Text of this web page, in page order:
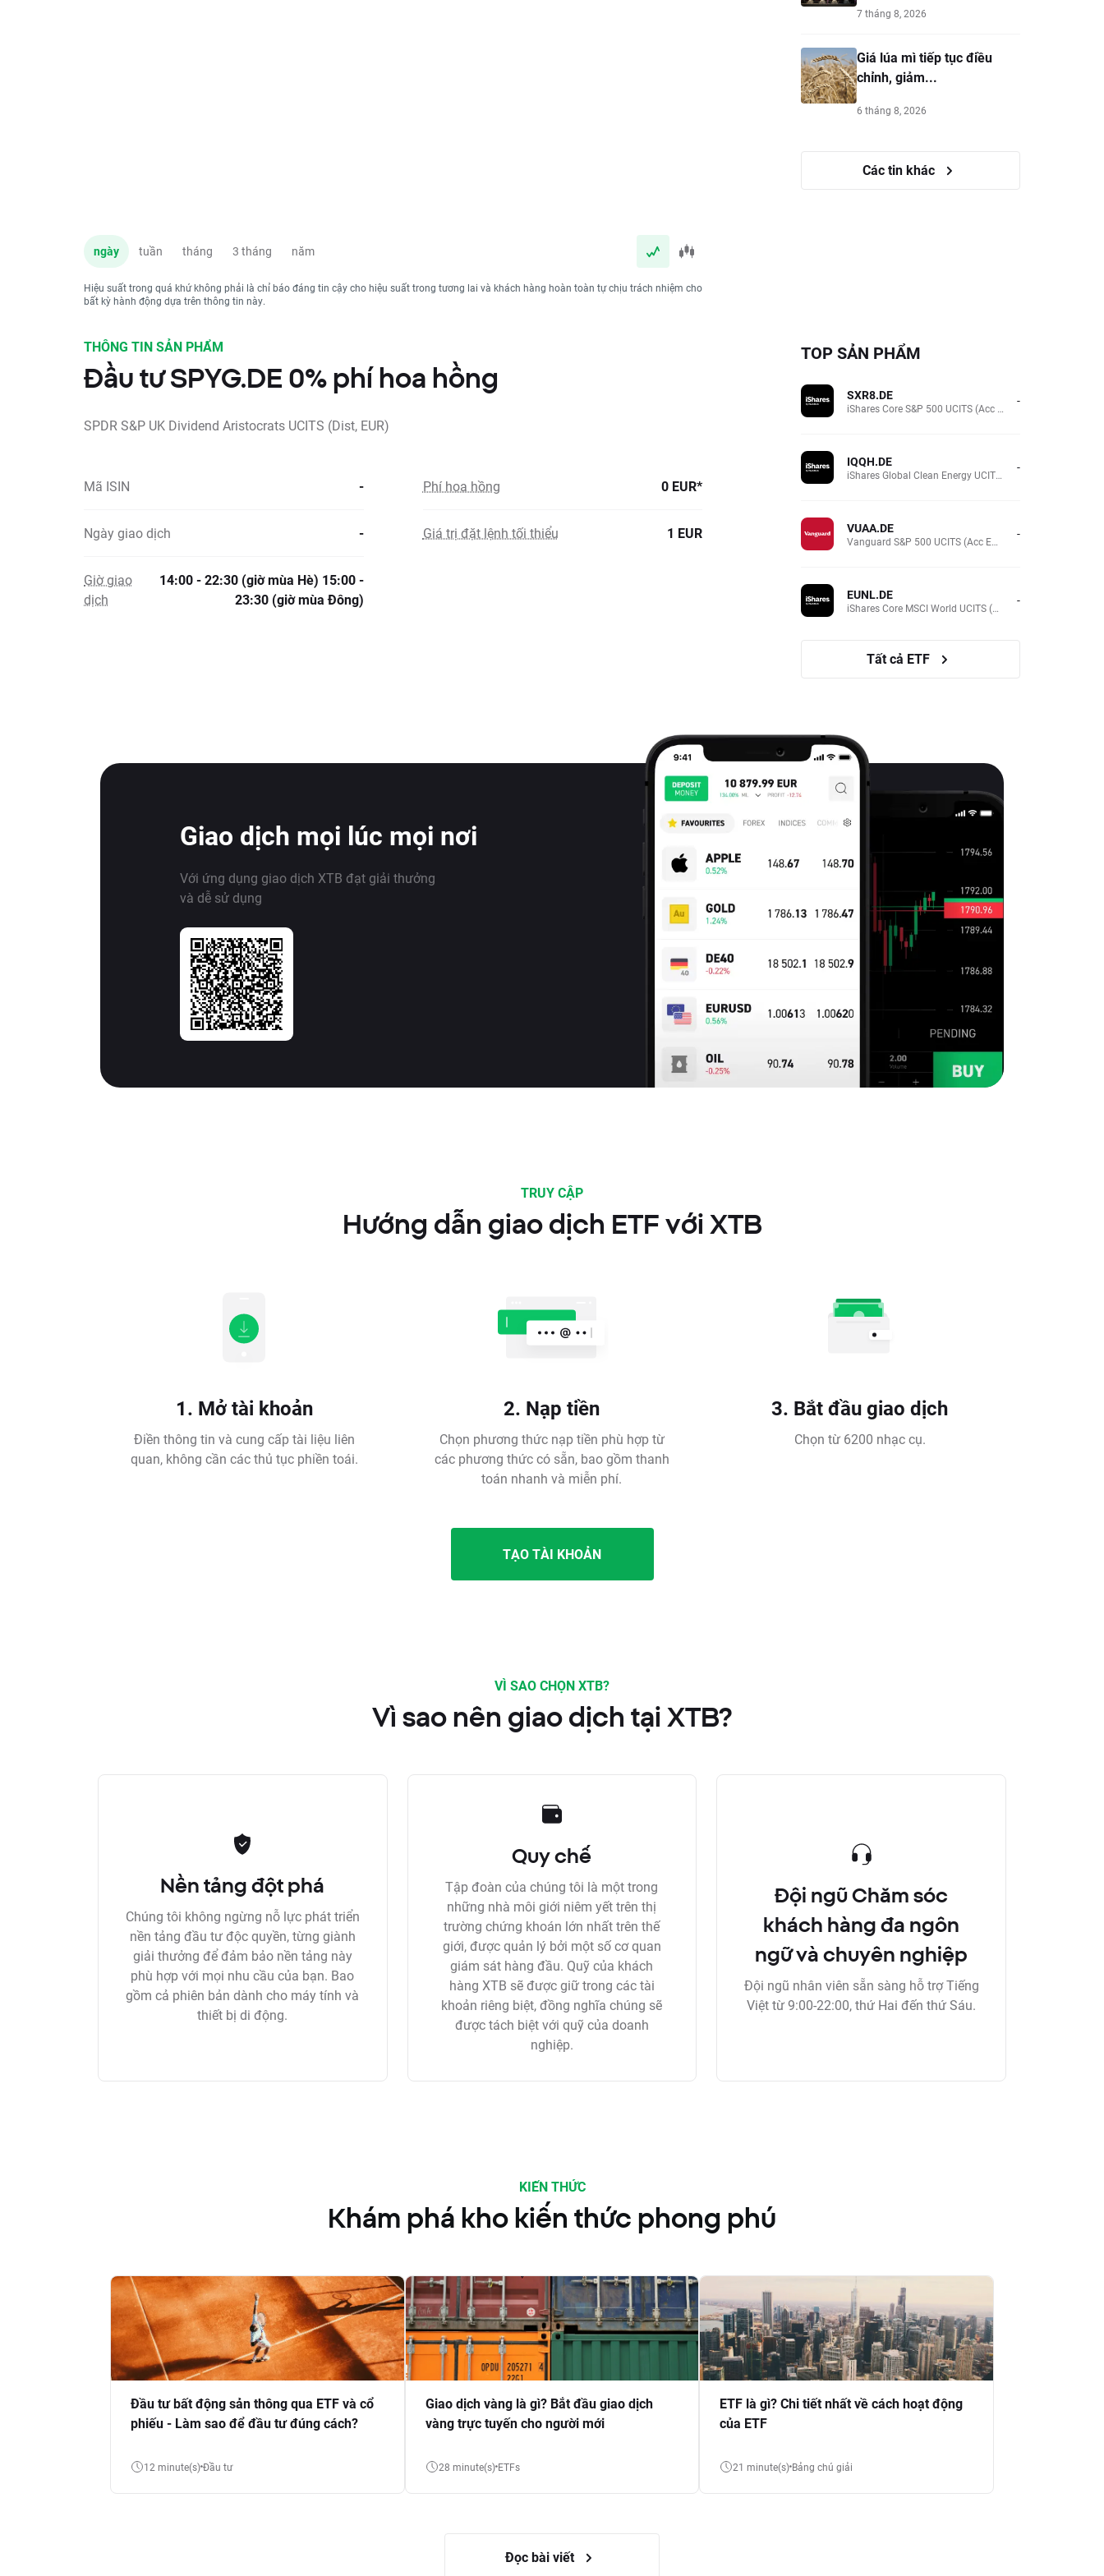
ngày tuần tháng 3 tháng năm
Hiệu suất trong quá khứ không phải là chỉ báo đáng tin cậy cho hiệu suất trong tương lai và khách hàng hoàn toàn tự chịu trách nhiệm cho
bất kỳ hành động dựa trên thông tin này.
7 tháng 8, 2026
Giá lúa mì tiếp tục điều
chỉnh, giảm...
6 tháng 8, 2026
Các tin khác
THÔNG TIN SẢN PHẨM
Đầu tư SPYG.DE 0% phí hoa hồng
SPDR S&P UK Dividend Aristocrats UCITS (Dist, EUR)
Mã ISIN - Phí hoa hồng 0 EUR*
Ngày giao dịch - Giá trị đặt lệnh tối thiểu 1 EUR
Giờ giao
dịch
14:00 - 22:30 (giờ mùa Hè) 15:00 -
23:30 (giờ mùa Đông)
TOP SẢN PHẨM
SXR8.DE
iShares Core S&P 500 UCITS (Acc EUR) -
IQQH.DE
iShares Global Clean Energy UCITS (Dist EUR) -
VUAA.DE
Vanguard S&P 500 UCITS (Acc EUR) -
EUNL.DE
iShares Core MSCI World UCITS (Acc EUR) -
Tất cả ETF
Giao dịch mọi lúc mọi nơi
Với ứng dụng giao dịch XTB đạt giải thưởng
và dễ sử dụng
TRUY CẬP
Hướng dẫn giao dịch ETF với XTB
1. Mở tài khoản
Điền thông tin và cung cấp tài liệu liên
quan, không cần các thủ tục phiền toái.
2. Nạp tiền
Chọn phương thức nạp tiền phù hợp từ
các phương thức có sẵn, bao gồm thanh
toán nhanh và miễn phí.
3. Bắt đầu giao dịch
Chọn từ 6200 nhạc cụ.
TẠO TÀI KHOẢN
VÌ SAO CHỌN XTB?
Vì sao nên giao dịch tại XTB?
Nền tảng đột phá
Chúng tôi không ngừng nỗ lực phát triển
nền tảng đầu tư độc quyền, từng giành
giải thưởng để đảm bảo nền tảng này
phù hợp với mọi nhu cầu của bạn. Bao
gồm cả phiên bản dành cho máy tính và
thiết bị di động.
Quy chế
Tập đoàn của chúng tôi là một trong
những nhà môi giới niêm yết trên thị
trường chứng khoán lớn nhất trên thế
giới, được quản lý bởi một số cơ quan
giám sát hàng đầu. Quỹ của khách
hàng XTB sẽ được giữ trong các tài
khoản riêng biệt, đồng nghĩa chúng sẽ
được tách biệt với quỹ của doanh
nghiệp.
Đội ngũ Chăm sóc
khách hàng đa ngôn
ngữ và chuyên nghiệp
Đội ngũ nhân viên sẵn sàng hỗ trợ Tiếng
Việt từ 9:00-22:00, thứ Hai đến thứ Sáu.
KIẾN THỨC
Khám phá kho kiến thức phong phú
Đầu tư bất động sản thông qua ETF và cổ
phiếu - Làm sao để đầu tư đúng cách?
12 minute(s) Đầu tư
Giao dịch vàng là gì? Bắt đầu giao dịch
vàng trực tuyến cho người mới
28 minute(s) ETFs
ETF là gì? Chi tiết nhất về cách hoạt động
của ETF
21 minute(s) Bảng chú giải
Đọc bài viết